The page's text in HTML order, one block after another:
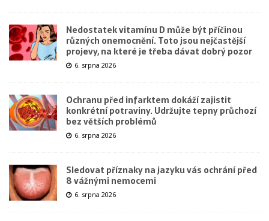
Nedostatek vitamínu D může být příčinou
různých onemocnění. Toto jsou nejčastější
projevy, na které je třeba dávat dobrý pozor
6. srpna 2026
Ochranu před infarktem dokáží zajistit
konkrétní potraviny. Udržujte tepny průchozí
bez větších problémů
6. srpna 2026
Sledovat příznaky na jazyku vás ochrání před
8 vážnými nemocemi
6. srpna 2026